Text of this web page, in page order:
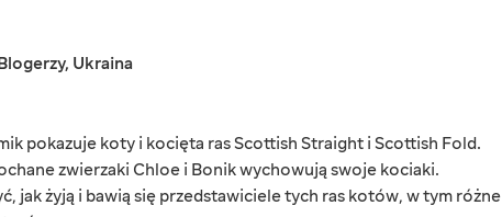
, Ukraina
pokazuje koty i kocięta ras Scottish Straight i Scottish Fold.
zwierzaki Chloe i Bonik wychowują swoje kociaki.
jak żyją i bawią się przedstawiciele tych ras kotów, w tym różne